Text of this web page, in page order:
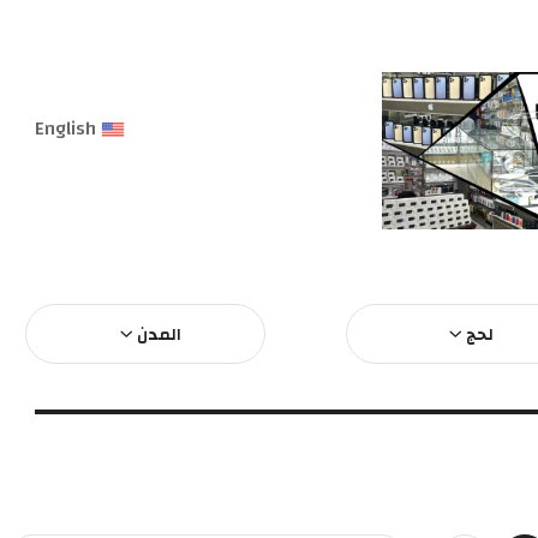
لحج المدن